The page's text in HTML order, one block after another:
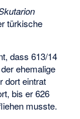
türkische
dass 613/14
ehemalige
dort eintrat
bis er 626
musste.